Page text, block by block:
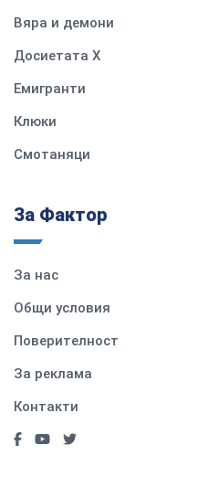
Вяра и демони
Досиетата Х
Емигранти
Клюки
Смотаняци
За Фактор
За нас
Общи условия
Поверителност
За реклама
Контакти